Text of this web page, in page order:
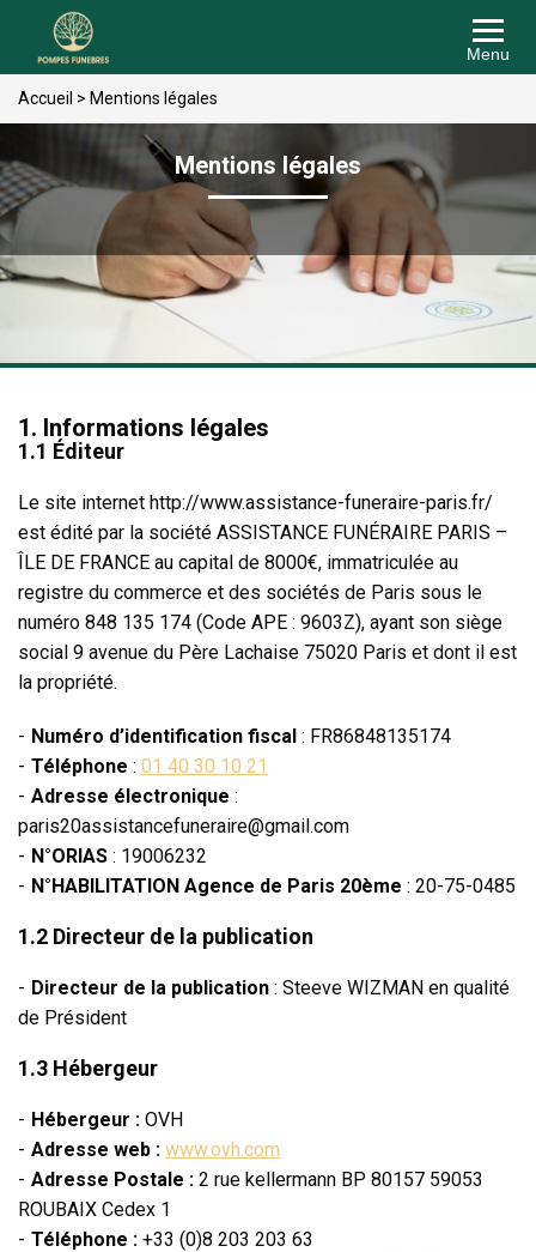
Menu
Accueil > Mentions légales
Mentions légales
1. Informations légales
1.1 Éditeur
Le site internet http://www.assistance-funeraire-paris.fr/
est édité par la société ASSISTANCE FUNÉRAIRE PARIS –
ÎLE DE FRANCE au capital de 8000€, immatriculée au
registre du commerce et des sociétés de Paris sous le
numéro 848 135 174 (Code APE : 9603Z), ayant son siège
social 9 avenue du Père Lachaise 75020 Paris et dont il est
la propriété.
Numéro d’identification fiscal : FR86848135174
Téléphone : 01 40 30 10 21
Adresse électronique :
paris20assistancefuneraire@gmail.com
N°ORIAS : 19006232
N°HABILITATION Agence de Paris 20ème : 20-75-0485
1.2 Directeur de la publication
Directeur de la publication : Steeve WIZMAN en qualité
de Président
1.3 Hébergeur
Hébergeur : OVH
Adresse web : www.ovh.com
Adresse Postale : 2 rue kellermann BP 80157 59053
ROUBAIX Cedex 1
Téléphone : +33 (0)8 203 203 63